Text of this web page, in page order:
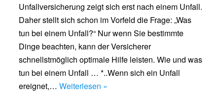
Unfallversicherung zeigt sich erst nach einem Unfall.
Daher stellt sich schon im Vorfeld die Frage: „Was
tun bei einem Unfall?“ Nur wenn Sie bestimmte
Dinge beachten, kann der Versicherer
schnellstmöglich optimale Hilfe leisten. Wie und was
tun bei einem Unfall … *..Wenn sich ein Unfall
ereignet,… Weiterlesen »